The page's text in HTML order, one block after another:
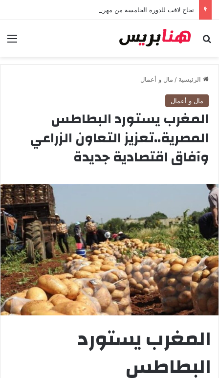
بحث عن
الرئيسية / مال و أعمال
مال و أعمال
المغرب يستورد البطاطس
المصرية..تعزيز التعاون الزراعي
وآفاق اقتصادية جديدة
المغرب يستورد
البطاطس